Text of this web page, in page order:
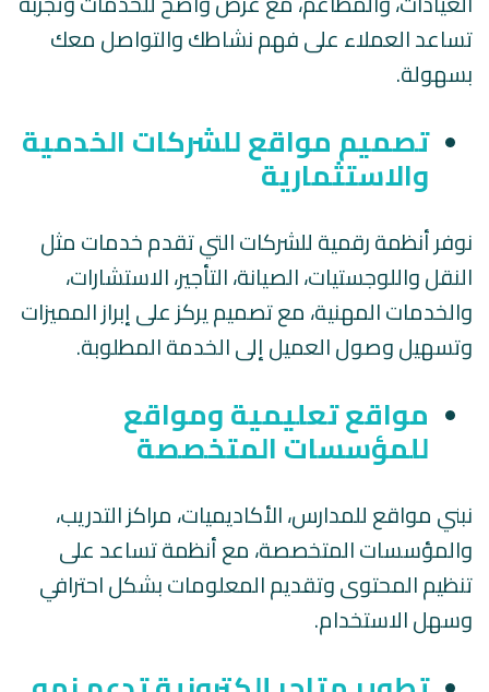
تساعد العملاء على فهم نشاطك والتواصل معك
بسهولة.
تصميم مواقع للشركات الخدمية
والاستثمارية
نوفر أنظمة رقمية للشركات التي تقدم خدمات مثل
النقل واللوجستيات، الصيانة، التأجير، الاستشارات،
والخدمات المهنية، مع تصميم يركز على إبراز المميزات
وتسهيل وصول العميل إلى الخدمة المطلوبة.
مواقع تعليمية ومواقع
للمؤسسات المتخصصة
نبني مواقع للمدارس، الأكاديميات، مراكز التدريب،
والمؤسسات المتخصصة، مع أنظمة تساعد على
تنظيم المحتوى وتقديم المعلومات بشكل احترافي
وسهل الاستخدام.